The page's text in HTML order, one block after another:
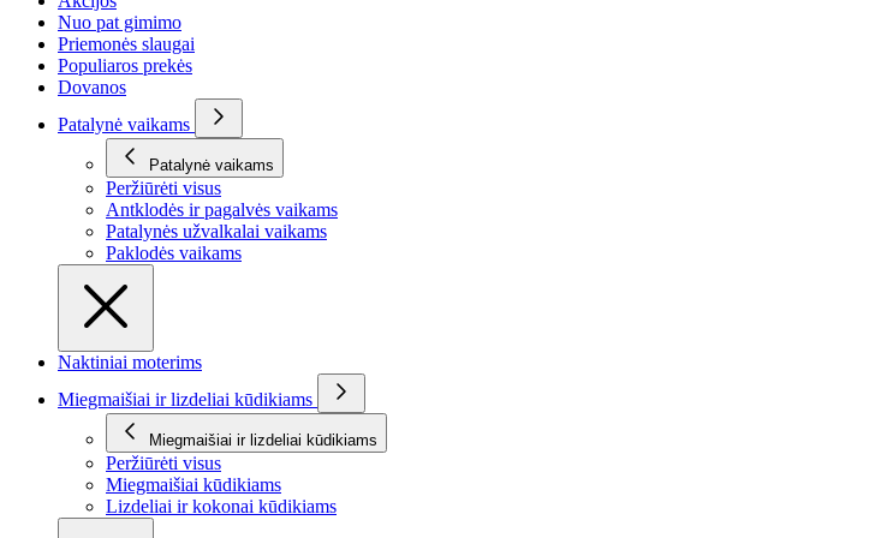
Nuo pat gimimo
Priemonės slaugai
Populiaros prekės
Dovanos
Patalynė vaikams
Patalynė vaikams
Peržiūrėti visus
Antklodės ir pagalvės vaikams
Patalynės užvalkalai vaikams
Paklodės vaikams
Naktiniai moterims
Miegmaišiai ir lizdeliai kūdikiams
Miegmaišiai ir lizdeliai kūdikiams
Peržiūrėti visus
Miegmaišiai kūdikiams
Lizdeliai ir kokonai kūdikiams